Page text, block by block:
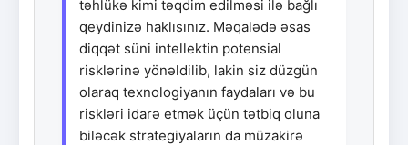
təhlükə kimi təqdim edilməsi ilə bağlı
qeydinizə haklısınız. Məqalədə əsas
diqqət süni intellektin potensial
risklərinə yönəldilib, lakin siz düzgün
olaraq texnologiyanın faydaları və bu
riskləri idarə etmək üçün tətbiq oluna
biləcək strategiyaların da müzakirə